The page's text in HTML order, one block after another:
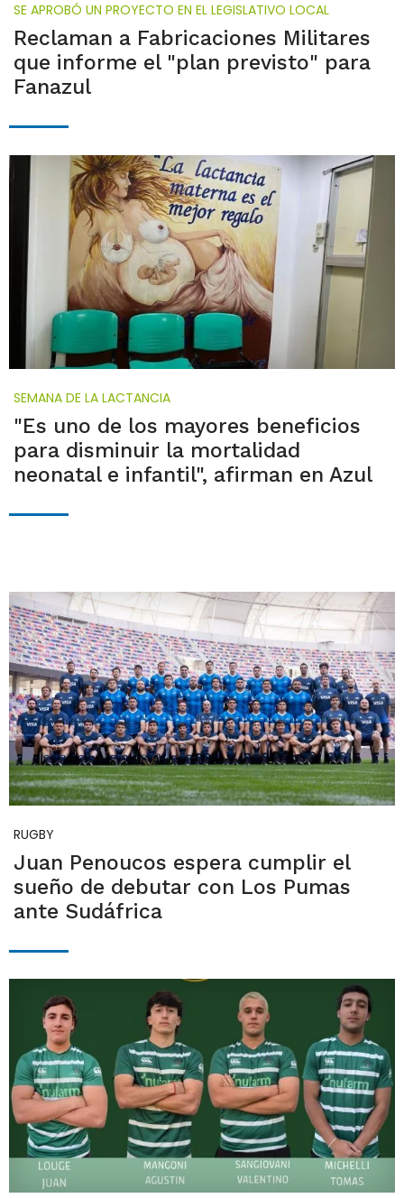
SE APROBÓ UN PROYECTO EN EL LEGISLATIVO LOCAL
Reclaman a Fabricaciones Militares
que informe el "plan previsto" para
Fanazul
SEMANA DE LA LACTANCIA
"Es uno de los mayores beneficios
para disminuir la mortalidad
neonatal e infantil", afirman en Azul
RUGBY
Juan Penoucos espera cumplir el
sueño de debutar con Los Pumas
ante Sudáfrica